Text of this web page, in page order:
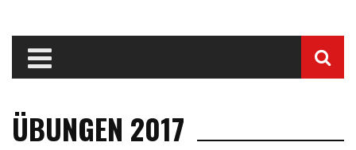
ÜBUNGEN 2017